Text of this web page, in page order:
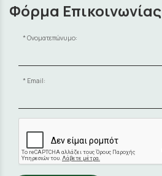
Φόρμα Επικοινωνίας
Ονοματεπώνυμο:
Email: